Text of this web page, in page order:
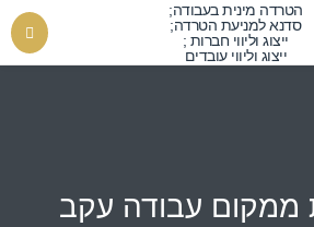
הטרדה מינית בעבודה;
סדנא למניעת הטרדה;
ייצוג וליווי חברות ;
ייצוג וליווי עובדים
ממקום עבודה עקב